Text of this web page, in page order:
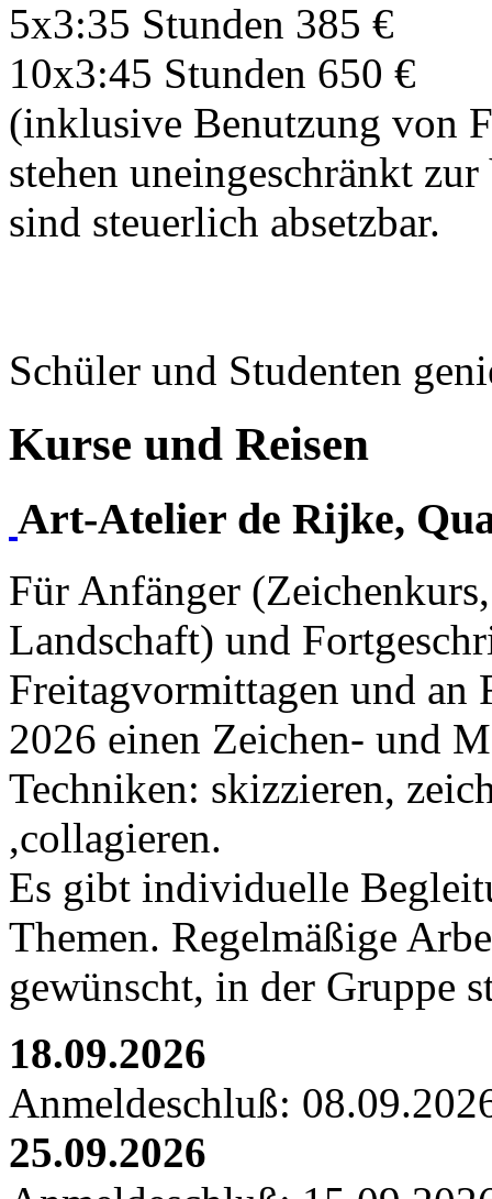
5x3:35 Stunden 385 €
10x3:45 Stunden 650 €
(inklusive Benutzung von
stehen uneingeschränkt
sind steuerlich absetzbar.
Schüler und Studenten
Kurse und Reisen
Art-Atelier de Rijke,
Für Anfänger
Landschaft) und
Freitagvormittagen und an
2026 einen Zeichen- und
Techniken: skizzieren,
,collagieren.
Es gibt individuelle
Themen. Regelmäßige
gewünscht, in der Gruppe
18.09.2026
Anmeldeschluß:
25.09.2026